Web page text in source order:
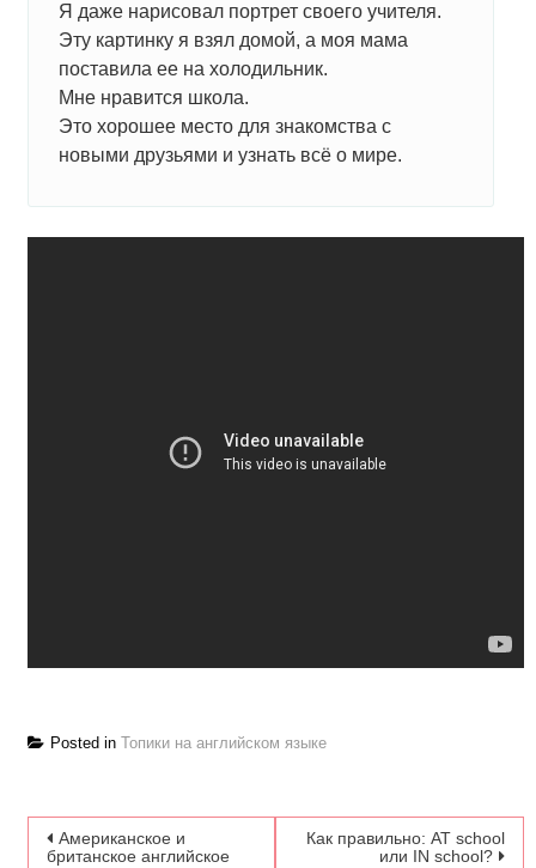
Я даже нарисовал портрет своего учителя.
Эту картинку я взял домой, а моя мама
поставила ее на холодильник.
Мне нравится школа.
Это хорошее место для знакомства с
новыми друзьями и узнать всё о мире.
Posted in Топики на английском языке
Навигация по записям
Американское и
британское английское
Как правильно: AT school
или IN school?